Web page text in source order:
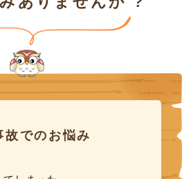
故でのお悩み